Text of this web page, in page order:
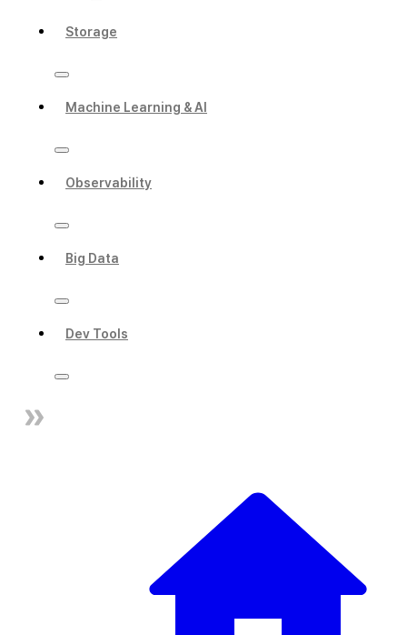
Storage
Machine Learning & AI
Observability
Big Data
Dev Tools